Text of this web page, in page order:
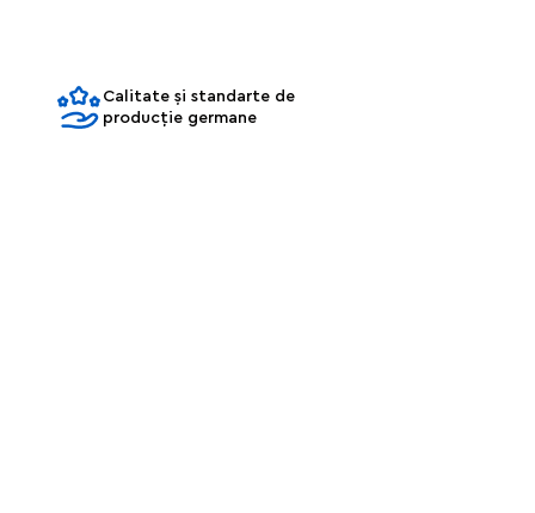
Calitate și standarte de
producție germane